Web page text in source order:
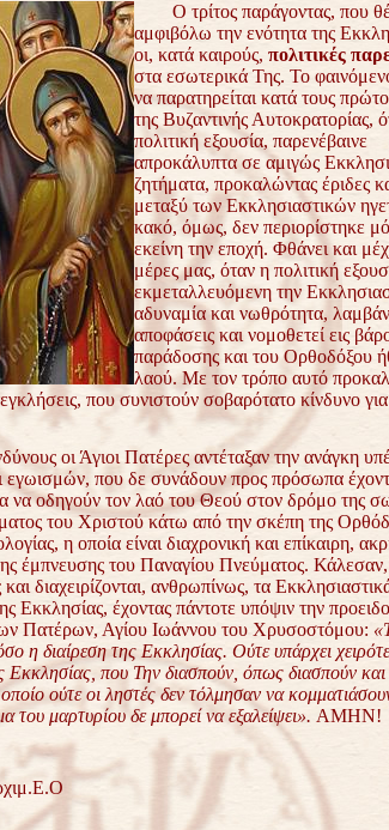
Ο τρίτος παράγοντας, που
αμφιβόλω την ενότητα της
οι, κατά καιρούς, πολιτικές
στα εσωτερικά Της. Το
να παρατηρείται κατά τους
της Βυζαντινής Αυτοκρατορίας,
πολιτική εξουσία, παρενέβαινε
απροκάλυπτα σε αμιγώς
ζητήματα, προκαλώντας έριδες
μεταξύ των Εκκλησιαστικών
κακό, όμως, δεν περιορίστηκε
εκείνη την εποχή. Φθάνει και
μέρες μας, όταν η πολιτική
εκμεταλλευόμενη την
αδυναμία και νωθρότητα,
αποφάσεις και νομοθετεί εις
παράδοσης και του Ορθοδόξου
λαού. Με τον τρόπο αυτό
που συνιστούν σοβαρότατο κίνδυνο
οι Άγιοι Πατέρες αντέταξαν την ανάγκη
εγωισμών, που δε συνάδουν προς πρόσωπα
να οδηγούν τον λαό του Θεού στον δρόμο της
του Χριστού κάτω από την σκέπη της
η οποία είναι διαχρονική και επίκαιρη,
έμπνευσης του Παναγίου Πνεύματος. Κάλεσαν,
διαχειρίζονται, ανθρωπίνως, τα
Εκκλησίας, έχοντας πάντοτε υπόψιν την
Πατέρων, Αγίου Ιωάννου του Χρυσοστόμου:
η διαίρεσητης Εκκλησίας. Ούτε υπάρχει
Εκκλησίας, που Την διασπούν, όπως διασπούν και
ούτε οι ληστές δεν τόλμησαν να
του μαρτυρίου δε μπορεί ναεξαλείψει». ΑΜΗΝ!